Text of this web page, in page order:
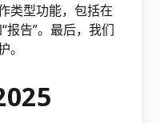
类型功能，包括在
报告”。最后，我们